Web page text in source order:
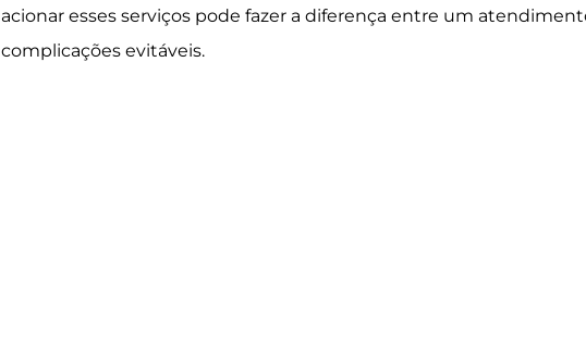
acionar esses serviços pode fazer a diferença entre um
complicações evitáveis.